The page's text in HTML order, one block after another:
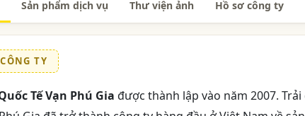
Sản phẩm dịch vụ Thư viện ảnh Hồ sơ công ty
TY
Tế Vạn Phú Gia được thành lập vào năm 2007.